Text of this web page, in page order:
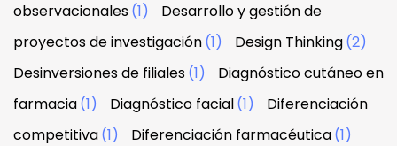
observacionales(1)
Desarrollo y gestión de
proyectos de investigación(1) Design Thinking(2)
Desinversiones de filiales(1)
Diagnóstico cutáneo en
farmacia(1) Diagnóstico facial(1)
Diferenciación
competitiva(1) Diferenciación farmacéutica(1)